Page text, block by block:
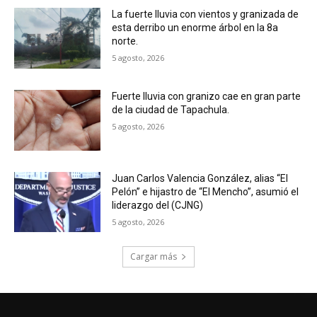
La fuerte lluvia con vientos y granizada de
esta derribo un enorme árbol en la 8a
norte.
5 agosto, 2026
Fuerte lluvia con granizo cae en gran parte
de la ciudad de Tapachula.
5 agosto, 2026
Juan Carlos Valencia González, alias “El
Pelón” e hijastro de “El Mencho”, asumió el
liderazgo del (CJNG)
5 agosto, 2026
Cargar más